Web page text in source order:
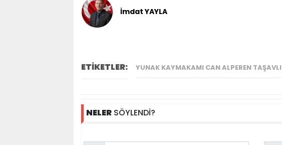
İmdat YAYLA
ETİKETLER: YUNAK KAYMAKAMI CAN ALPEREN TAŞAVLI
NELER SÖYLENDİ?